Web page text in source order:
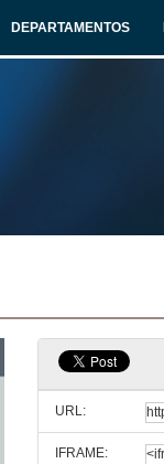
DEPARTAMENTOS
URL:
IFRAME: